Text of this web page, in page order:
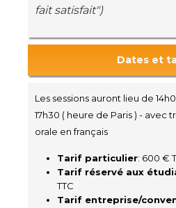
fait satisfait")
Dates et
Les sessions auront lieu de
17h30 ( heure de Paris ) - avec
orale en français
Tarif particulier: 600 €
Tarif réservé aux
TTC
Tarif entreprise/